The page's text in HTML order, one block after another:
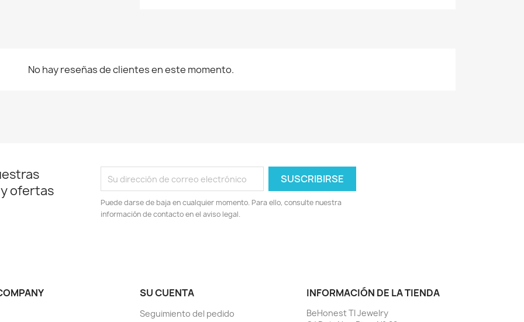
No hay reseñas de clientes en este momento.
ofertas
Puede darse de baja en cualquier momento. Para ello, consulte nuestra
información de contacto en el aviso legal.
SU CUENTA
Seguimiento del pedido
INFORMACIÓN DE LA TIENDA
BeHonest TI Jewelry